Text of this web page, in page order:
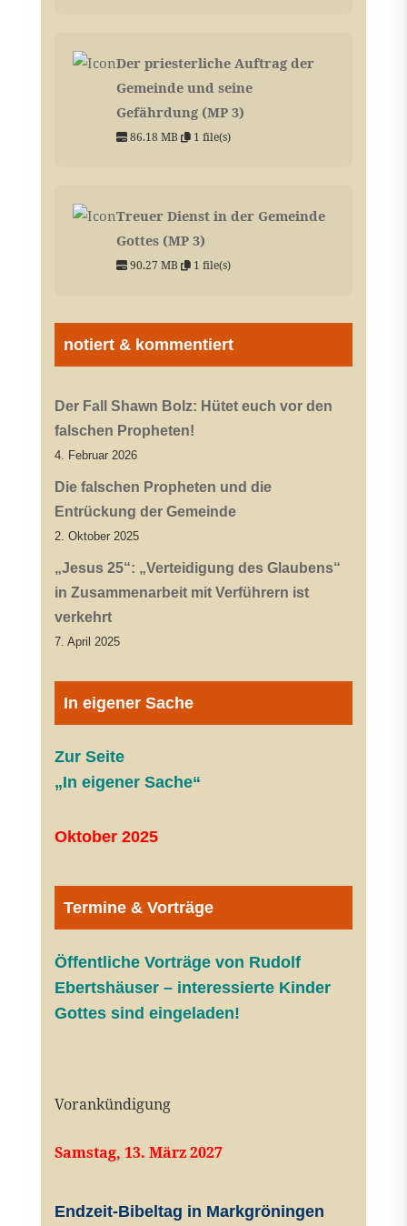
Der priesterliche Auftrag der
Gemeinde und seine
Gefährdung (MP 3)
86.18 MB 1 file(s)
Treuer Dienst in der Gemeinde
Gottes (MP 3)
90.27 MB 1 file(s)
notiert & kommentiert
Der Fall Shawn Bolz: Hütet euch vor den
falschen Propheten!
4. Februar 2026
Die falschen Propheten und die
Entrückung der Gemeinde
2. Oktober 2025
„Jesus 25“: „Verteidigung des Glaubens“
in Zusammenarbeit mit Verführern ist
verkehrt
7. April 2025
In eigener Sache
Zur Seite
„In eigener Sache“
Oktober 2025
Termine & Vorträge
Öffentliche Vorträge von Rudolf
Ebertshäuser – interessierte Kinder
Gottes sind eingeladen!
Vorankündigung
Samstag, 13. März 2027
Endzeit-Bibeltag in Markgröningen